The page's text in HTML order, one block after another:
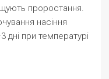
проростання.
насіння
дні при температурі